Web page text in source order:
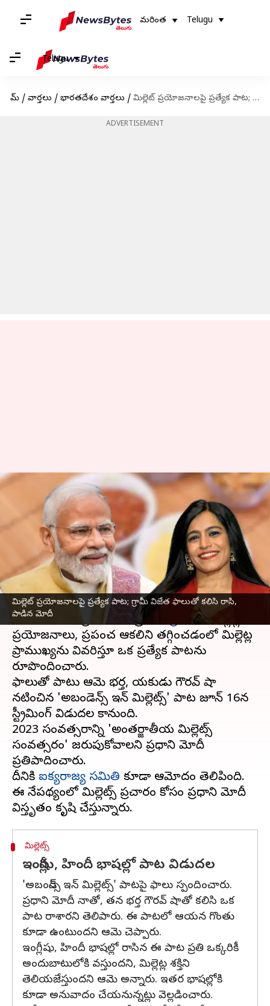
మరింత Telugu
Telugu
హోమ్ / వార్తలు / భారతదేశం వార్తలు / మిల్లెట్ ప్రయోజనాలపై ప్రత్యేక పాట; గ్రామీ విజేత ఫాలుతో కలిసి రాసి, పాడిన మోదీ
ADVERTISEMENT
మిల్లెట్ ప్రయోజనాలపై ప్రత్యేక పాట; గ్రామీ విజేత ఫాలుతో కలిసి రాసి,
పాడిన మోదీ
మిల్లెట్ ప్రయోజనాలపై ప్రత్యేక పాట;
గ్రామీ విజేత ఫాలుతో కలిసి రాసి,
పాడిన మోదీ
Stalin Jun 16, 2023 06:47 pm
ఈ వార్తాకథనం ఏంటి
గ్రామీ అవార్డు విజేత భారతీయ అమెరికన్ గాయకురాలు
ఫాలుతో కలిసి ప్రధాన మంత్రినరేంద్ర మోదీమిల్లెట్ల
ప్రయోజనాలు, ప్రపంచ ఆకలిని తగ్గించడంలో మిల్లెట్ల
ప్రాముఖ్యను వివరిస్తూ ఒక ప్రత్యేక పాటను
రూపొందించారు.
ఫాలుతో పాటు ఆమె భర్త, గాయకుడు గౌరవ్ షా
నటించిన 'అబండెన్స్ ఇన్ మిల్లెట్స్' పాట జూన్ 16న
స్ట్రీమింగ్ విడుదల కానుంది.
2023 సంవత్సరాన్ని 'అంతర్జాతీయ మిల్లెట్స్
సంవత్సరం'గా జరుపుకోవాలని ప్రధాని మోదీ
ప్రతిపాదించారు.
దీనికి ఐక్యరాజ్య సమితి కూడా ఆమోదం తెలిపింది.
ఈ నేపథ్యంలో మిల్లెట్స్ ప్రచారం కోసం ప్రధాని మోదీ
మిల్లెట్స్
ఇంగ్లీషు, హిందీ భాషల్లో పాట విడుదల
'అబండెన్స్ ఇన్ మిల్లెట్స్' పాటపై ఫాలు స్పందించారు.
ప్రధాని మోదీ నాతో, తన భర్త గౌరవ్ షాతో కలిసి ఒక
పాట రాశారని తెలిపారు. ఈ పాటలో ఆయన గొంతు
కూడా ఉంటుందని ఆమె చెప్పారు.
ఇంగ్లీషు, హిందీ భాషల్లో రాసిన ఈ పాట ప్రతి ఒక్కరికీ
అందుబాటులోకి వస్తుందని, మిల్లెట్ల శక్తిని
తెలియజేస్తుందని ఆమె అన్నారు. ఇతర భాషల్లోకి
కూడా అనువాదం చేయనున్నట్లు వెల్లడించారు.